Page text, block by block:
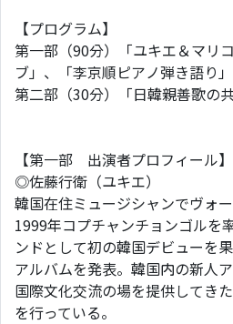
【プログラム】
第一部（90分）「ユキエ＆マリ
ブ」、「李京順ピアノ弾き語り」
第二部（30分）「日韓親善歌の共
【第一部 出演者プロフィール】
◎佐藤行衛（ユキエ）
韓国在住ミュージシャンでヴォ
1999年コプチャンチョンゴルを
ンドとして初の韓国デビューを
アルバムを発表。韓国内の新人
国際文化交流の場を提供してき
を行っている。